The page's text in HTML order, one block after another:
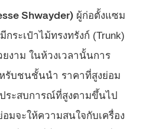
Shwayder) ผู้ก่อตั้งแซม
ระเป๋าไม้ทรงทรังก์ (Trunk)
งาม ในห้วงเวลานั้นการ
รับชนชั้นนำ ราคาที่สูงย่อม
ระสบการณ์ที่สูงตามขึ้นไป
มจะให้ความสนใจกับเครื่อง